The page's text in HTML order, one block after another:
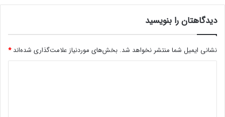
دیدگاهتان را بنویسید
نشانی ایمیل شما منتشر نخواهد شد. بخش‌های موردنیاز علامت‌گذاری شده‌اند*